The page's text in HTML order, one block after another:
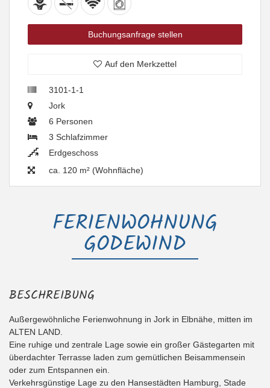
Buchungsanfrage stellen
Auf den Merkzettel
3101-1-1
Jork
6 Personen
3 Schlafzimmer
Erdgeschoss
ca. 120 m² (Wohnfläche)
FERIENWOHNUNG
GODEWIND
BESCHREIBUNG
Außergewöhnliche Ferienwohnung in Jork in Elbnähe, mitten im
ALTEN LAND.
Eine ruhige und zentrale Lage sowie ein großer Gästegarten mit
überdachter Terrasse laden zum gemütlichen Beisammensein
oder zum Entspannen ein.
Verkehrsgünstige Lage zu den Hansestädten Hamburg, Stade